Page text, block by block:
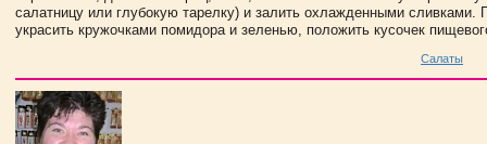
салатницу или глубокую тарелку) и залить охлажденными сливками.
украсить кружочками помидора и зеленью, положить кусочек
Салаты